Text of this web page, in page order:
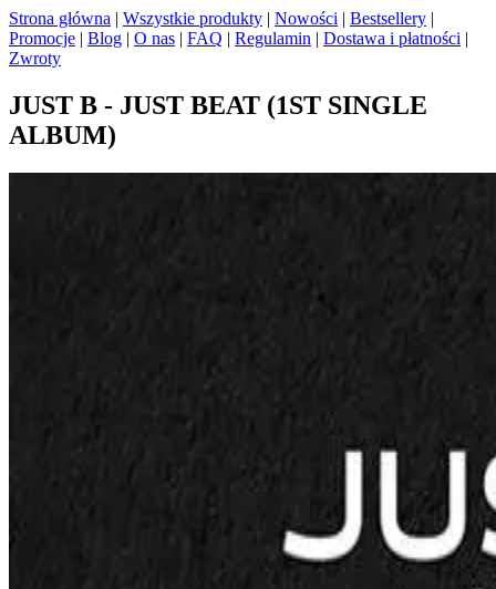
Strona główna | Wszystkie produkty | Nowości | Bestsellery |
Promocje | Blog | O nas | FAQ | Regulamin | Dostawa i płatności |
Zwroty
JUST B - JUST BEAT (1ST SINGLE
ALBUM)